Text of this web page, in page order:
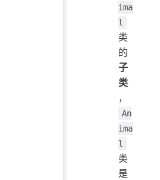
ima
l
类
的
子
类
，
An
ima
l
类
是